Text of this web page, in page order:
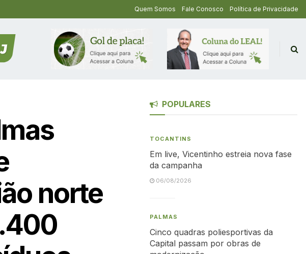
Quem Somos Fale Conosco Política de Privacidade
norte
POPULARES
TOCANTINS
Em live, Vicentinho estreia nova fase
da campanha
06/08/2026
PALMAS
Cinco quadras poliesportivas da
Capital passam por obras de